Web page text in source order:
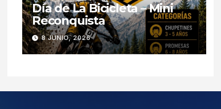
Día de La Bicicleta – Mini
Reconquista
8 JUNIO, 2026